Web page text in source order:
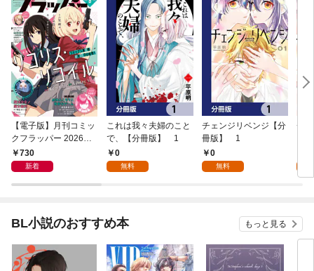
【電子版】月刊コミッ
クフラッパー 2026年9
月号730
新着
これは我々夫婦のこと
で、【分冊版】 1
0
無料
チェンジリベンジ【分
冊版】 1
0
無料
チ
BL小説のおすすめ本 もっと見る